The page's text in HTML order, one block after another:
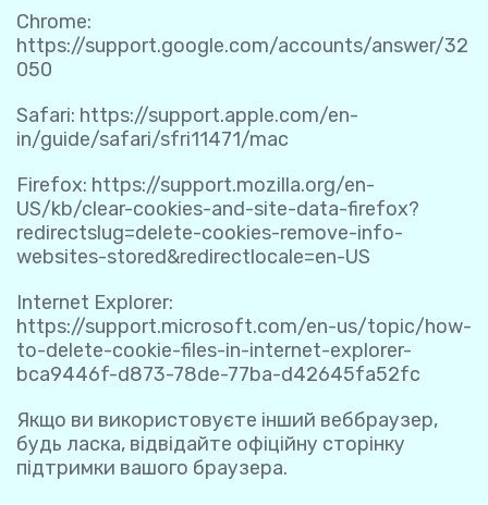
Chrome:
https://support.google.com/accounts/answer/32
050
Safari: https://support.apple.com/en-
in/guide/safari/sfri11471/mac
Firefox: https://support.mozilla.org/en-
US/kb/clear-cookies-and-site-data-firefox?
redirectslug=delete-cookies-remove-info-
websites-stored&redirectlocale=en-US
Internet Explorer:
https://support.microsoft.com/en-us/topic/how-
to-delete-cookie-files-in-internet-explorer-
bca9446f-d873-78de-77ba-d42645fa52fc
Якщо ви використовуєте інший веббраузер,
будь ласка, відвідайте офіційну сторінку
підтримки вашого браузера.